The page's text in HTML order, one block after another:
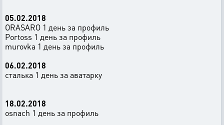
05.02.2018
ORASARO 1 день за профиль
Portoss 1 день за профиль
murovka 1 день за профиль
06.02.2018
сталька 1 день за аватарку
18.02.2018
osnach 1 день за профиль